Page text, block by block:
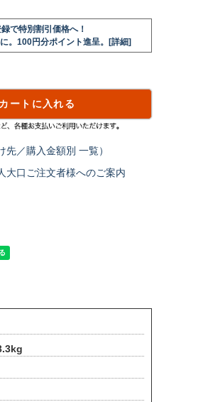
で特別割引価格へ！
。100円分ポイント進呈。[詳細]
カートに入れる
先／購入金額別 一覧）
大口ご注文者様へのご案内